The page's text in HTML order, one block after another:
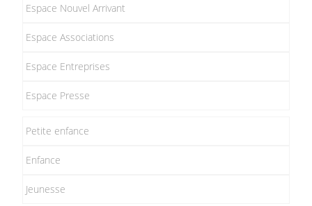
Espace Nouvel Arrivant
Espace Associations
Espace Entreprises
Espace Presse
Petite enfance
Enfance
Jeunesse